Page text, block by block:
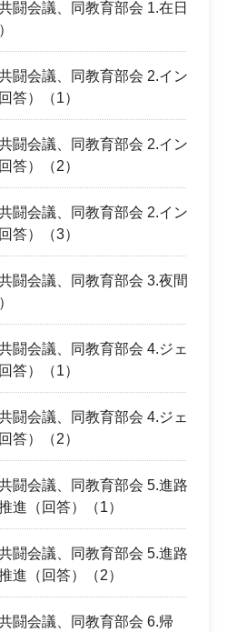
闘会議、同教育部会 1.在日
闘会議、同教育部会 2.イン
答）（1）
闘会議、同教育部会 2.イン
答）（2）
闘会議、同教育部会 2.イン
答）（3）
闘会議、同教育部会 3.夜間
闘会議、同教育部会 4.ジェ
答）（1）
闘会議、同教育部会 4.ジェ
答）（2）
闘会議、同教育部会 5.進路
進（回答）（1）
闘会議、同教育部会 5.進路
進（回答）（2）
闘会議、同教育部会 6.帰